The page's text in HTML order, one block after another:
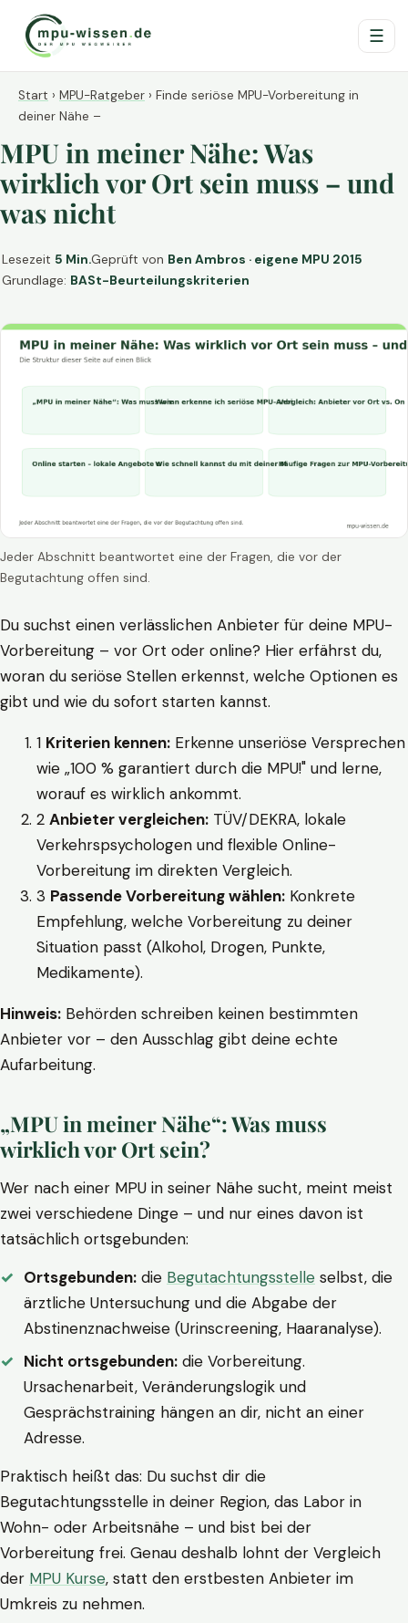
☰
Start › MPU-Ratgeber › Finde seriöse MPU-Vorbereitung in
deiner Nähe –
MPU in meiner Nähe: Was
wirklich vor Ort sein muss – und
was nicht
Lesezeit 5 Min.Geprüft von Ben Ambros · eigene MPU 2015
Grundlage: BASt-Beurteilungskriterien
Jeder Abschnitt beantwortet eine der Fragen, die vor der
Begutachtung offen sind.
Du suchst einen verlässlichen Anbieter für deine MPU-
Vorbereitung – vor Ort oder online? Hier erfährst du,
woran du seriöse Stellen erkennst, welche Optionen es
gibt und wie du sofort starten kannst.
1 Kriterien kennen: Erkenne unseriöse Versprechen
wie „100 % garantiert durch die MPU!" und lerne,
worauf es wirklich ankommt.
2 Anbieter vergleichen: TÜV/DEKRA, lokale
Verkehrspsychologen und flexible Online-
Vorbereitung im direkten Vergleich.
3 Passende Vorbereitung wählen: Konkrete
Empfehlung, welche Vorbereitung zu deiner
Situation passt (Alkohol, Drogen, Punkte,
Medikamente).
Hinweis: Behörden schreiben keinen bestimmten
Anbieter vor – den Ausschlag gibt deine echte
Aufarbeitung.
„MPU in meiner Nähe“: Was muss
wirklich vor Ort sein?
Wer nach einer MPU in seiner Nähe sucht, meint meist
zwei verschiedene Dinge – und nur eines davon ist
tatsächlich ortsgebunden:
Ortsgebunden: die Begutachtungsstelle selbst, die
ärztliche Untersuchung und die Abgabe der
Abstinenznachweise (Urinscreening, Haaranalyse).
Nicht ortsgebunden: die Vorbereitung.
Ursachenarbeit, Veränderungslogik und
Gesprächstraining hängen an dir, nicht an einer
Adresse.
Praktisch heißt das: Du suchst dir die
Begutachtungsstelle in deiner Region, das Labor in
Wohn- oder Arbeitsnähe – und bist bei der
Vorbereitung frei. Genau deshalb lohnt der Vergleich
der MPU Kurse, statt den erstbesten Anbieter im
Umkreis zu nehmen.